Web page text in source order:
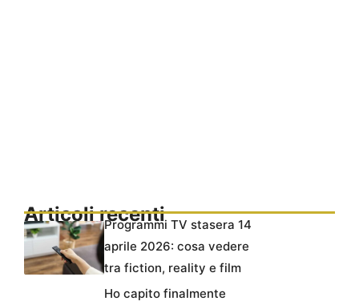
Articoli recentiProgrammi TV stasera 14
aprile 2026: cosa vedere
tra fiction, reality e film
Ho capito finalmente